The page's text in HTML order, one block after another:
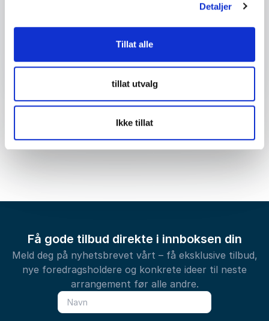
Detaljer
Tillat alle
tillat utvalg
Ikke tillat
Send forespørsel
Få gode tilbud direkte i innboksen din
Meld deg på nyhetsbrevet vårt – få eksklusive tilbud,
nye foredragsholdere og konkrete ideer til neste
arrangement før alle andre.